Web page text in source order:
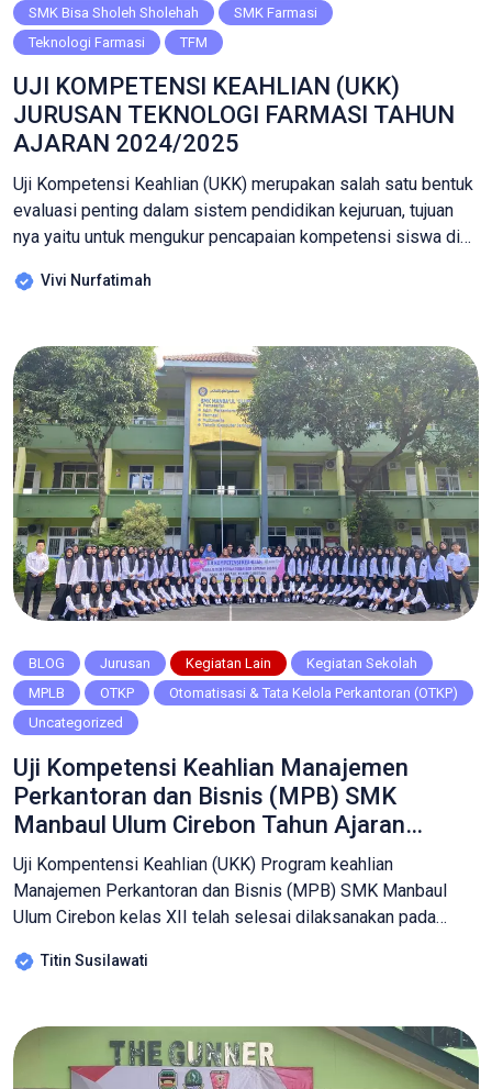
SMK Bisa Sholeh Sholehah
SMK Farmasi
Teknologi Farmasi
TFM
UJI KOMPETENSI KEAHLIAN (UKK)
JURUSAN TEKNOLOGI FARMASI TAHUN
AJARAN 2024/2025
Uji Kompetensi Keahlian (UKK) merupakan salah satu bentuk
evaluasi penting dalam sistem pendidikan kejuruan, tujuan
nya yaitu untuk mengukur pencapaian kompetensi siswa di
Jurusan Teknologi Farmasi SMK Manbaul Ulum kembali
kesiapan siswa untuk terjun ke dunia kerja maupun
melanjutkan pendidikan ke […]
Vivi Nurfatimah
BLOG Jurusan Kegiatan Lain
Kegiatan Sekolah
MPLB
OTKP
Otomatisasi & Tata Kelola Perkantoran (OTKP)
Uncategorized
Uji Kompetensi Keahlian Manajemen
Perkantoran dan Bisnis (MPB) SMK
Manbaul Ulum Cirebon Tahun Ajaran
2024/2025
Uji Kompentensi Keahlian (UKK) Program keahlian
Manajemen Perkantoran dan Bisnis (MPB) SMK Manbaul
Ulum Cirebon kelas XII telah selesai dilaksanakan pada
Bekerjasama dengan Bank Muamalat Sumber Cirebon. Uji
bagi siswa SMK untuk mengukur kemampuan mereka dalam
bidang keahlian masing-masing. Khusus […]
Titin Susilawati